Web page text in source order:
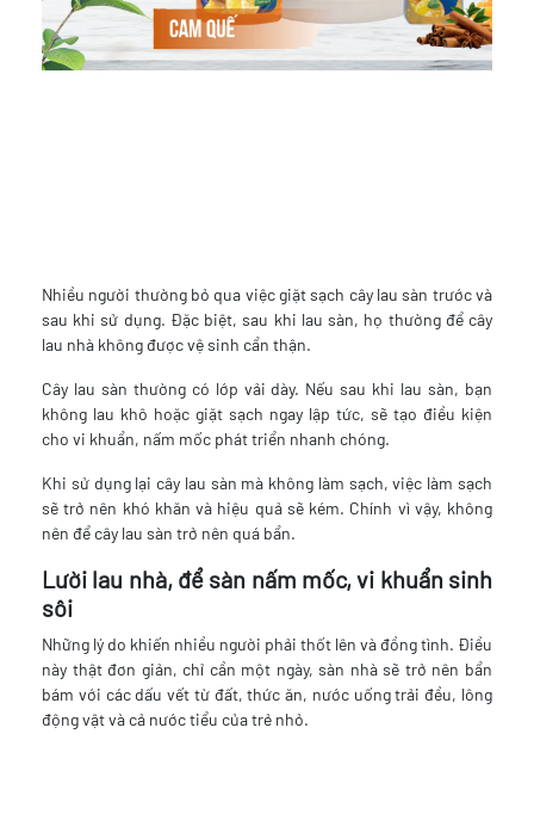
Nhiều người thường bỏ qua việc giặt sạch cây lau sàn trước và
sau khi sử dụng. Đặc biệt, sau khi lau sàn, họ thường để cây
lau nhà không được vệ sinh cẩn thận.
Cây lau sàn thường có lớp vải dày. Nếu sau khi lau sàn, bạn
không lau khô hoặc giặt sạch ngay lập tức, sẽ tạo điều kiện
cho vi khuẩn, nấm mốc phát triển nhanh chóng.
Khi sử dụng lại cây lau sàn mà không làm sạch, việc làm sạch
sẽ trở nên khó khăn và hiệu quả sẽ kém. Chính vì vậy, không
nên để cây lau sàn trở nên quá bẩn.
Lười lau nhà, để sàn nấm mốc, vi khuẩn sinh
sôi
Những lý do khiến nhiều người phải thốt lên và đồng tình. Điều
này thật đơn giản, chỉ cần một ngày, sàn nhà sẽ trở nên bẩn
bám với các dấu vết từ đất, thức ăn, nước uống trải đều, lông
động vật và cả nước tiểu của trẻ nhỏ.